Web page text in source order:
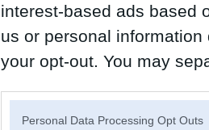
interest-based ads based
us or personal
your opt-out. You may
Personal Data Processing Opt Outs